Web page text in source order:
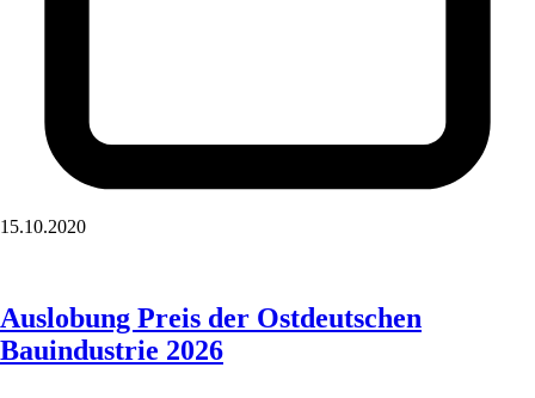
15.10.2020
Auslobung Preis der Ostdeutschen
Bauindustrie 2026